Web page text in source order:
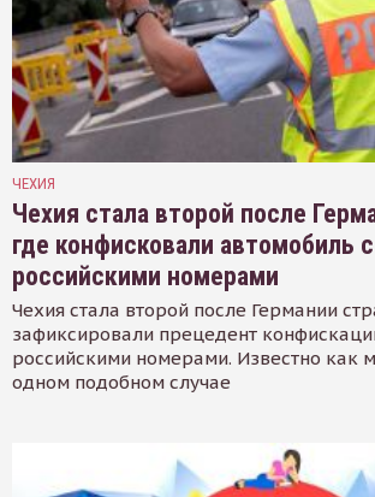
ЧЕХИЯ
Чехия стала второй после
где конфисковали автомобиль с
российскими номерами
Чехия стала второй после Германии
зафиксировали прецедент
российскими номерами. Известно как
одном подобном случае